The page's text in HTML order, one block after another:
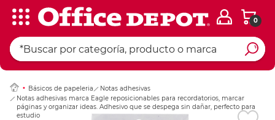
0
Básicos de papeleria
Notas adhesivas
Notas adhesivas marca Eagle reposicionables para recordatorios, marcar
páginas y organizar ideas. Adhesivo que se despega sin dañar, perfecto para
estudio, oficina y planificación.
Ingresar Codigo